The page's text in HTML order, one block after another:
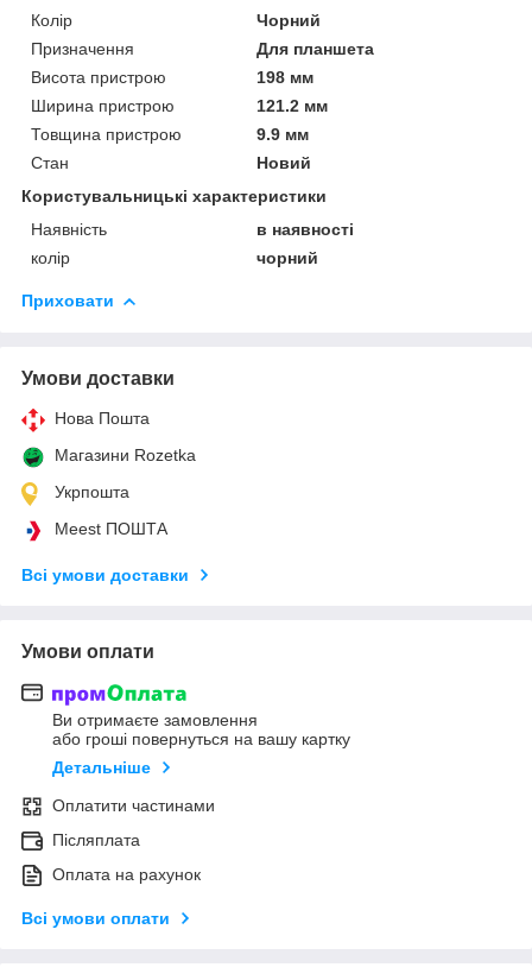
Колір
Чорний
Призначення
Для планшета
Висота пристрою
198 мм
Ширина пристрою
121.2 мм
Товщина пристрою
9.9 мм
Стан
Новий
Користувальницькі характеристики
Наявність
в наявності
колір
чорний
Приховати
Умови доставки
Нова Пошта
Магазини Rozetka
Укрпошта
Meest ПОШТА
Всі умови доставки
Умови оплати
Ви отримаєте замовлення
або гроші повернуться на вашу картку
Детальніше
Оплатити частинами
Післяплата
Оплата на рахунок
Всі умови оплати